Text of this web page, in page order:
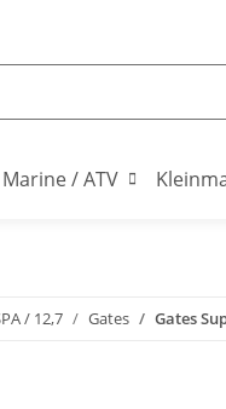
Marine / ATV
/ 12,7 Gates Gates